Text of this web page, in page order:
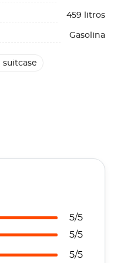
459 litros
Gasolina
suitcase
5/5
5/5
5/5